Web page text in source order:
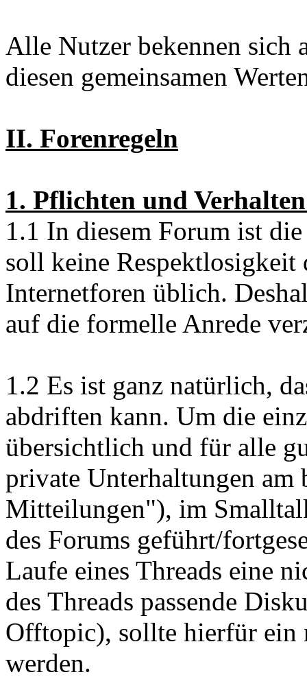
Alle Nutzer bekennen sich
diesen gemeinsamen
II. Forenregeln
1. Pflichten und
1.1 In diesem Forum ist
soll keine Respektlosigkeit
Internetforen üblich.
auf die formelle Anrede
1.2 Es ist ganz natürlich,
abdriften kann. Um die
übersichtlich und für alle
private Unterhaltungen am
Mitteilungen"), im
des Forums geführt/
Laufe eines Threads eine
des Threads passende
Offtopic), sollte hierfür ein
werden.